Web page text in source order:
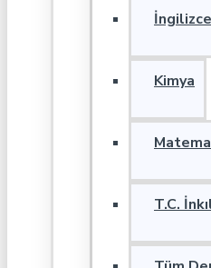
İngilizce
Kimya
T.C.